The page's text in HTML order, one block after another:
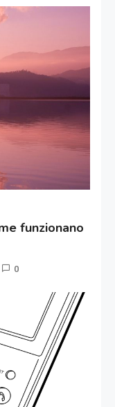
funzionano
0